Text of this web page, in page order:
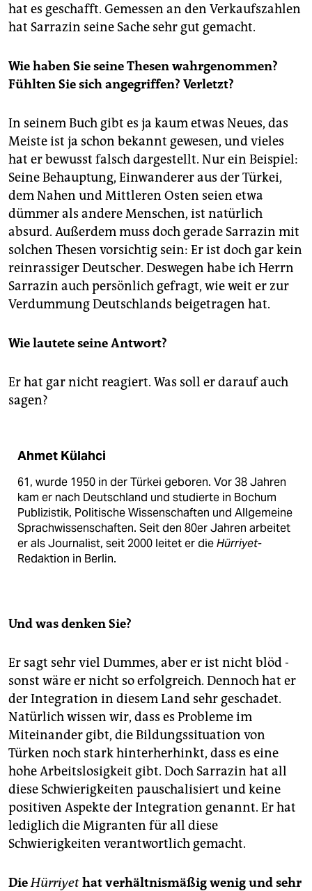
hat es geschafft. Gemessen an den Verkaufszahlen
hat Sarrazin seine Sache sehr gut gemacht.
Wie haben Sie seine Thesen wahrgenommen?
Fühlten Sie sich angegriffen? Verletzt?
In seinem Buch gibt es ja kaum etwas Neues, das
Meiste ist ja schon bekannt gewesen, und vieles
hat er bewusst falsch dargestellt. Nur ein Beispiel:
Seine Behauptung, Einwanderer aus der Türkei,
dem Nahen und Mittleren Osten seien etwa
dümmer als andere Menschen, ist natürlich
absurd. Außerdem muss doch gerade Sarrazin mit
solchen Thesen vorsichtig sein: Er ist doch gar kein
reinrassiger Deutscher. Deswegen habe ich Herrn
Sarrazin auch persönlich gefragt, wie weit er zur
Verdummung Deutschlands beigetragen hat.
Wie lautete seine Antwort?
Er hat gar nicht reagiert. Was soll er darauf auch
sagen?
Ahmet Külahci
61, wurde 1950 in der Türkei geboren. Vor 38 Jahren
kam er nach Deutschland und studierte in Bochum
Publizistik, Politische Wissenschaften und Allgemeine
Sprachwissenschaften. Seit den 80er Jahren arbeitet
er als Journalist, seit 2000 leitet er dieHürriyet-
Redaktion in Berlin.
Und was denken Sie?
Er sagt sehr viel Dummes, aber er ist nicht blöd -
sonst wäre er nicht so erfolgreich. Dennoch hat er
der Integration in diesem Land sehr geschadet.
Natürlich wissen wir, dass es Probleme im
Miteinander gibt, die Bildungssituation von
Türken noch stark hinterherhinkt, dass es eine
hohe Arbeitslosigkeit gibt. Doch Sarrazin hat all
diese Schwierigkeiten pauschalisiert und keine
positiven Aspekte der Integration genannt. Er hat
lediglich die Migranten für all diese
Schwierigkeiten verantwortlich gemacht.
DieHürriyethat verhältnismäßig wenig und sehr